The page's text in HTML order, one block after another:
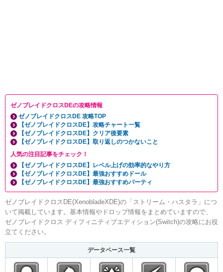
ゼノブレイドクロスDEの攻略情報
ゼノブレイドクロスDE 攻略TOP
【ゼノブレイドクロスDE】攻略チャート一覧
【ゼノブレイドクロスDE】クリア後要素
【ゼノブレイドクロスDE】取り返しのつかないこと
人気の注目記事をチェック！
【ゼノブレイドクロスDE】レベル上げの効率的なやり方
【ゼノブレイドクロスDE】最強おすすめドール
【ゼノブレイドクロスDE】最強おすすめパーティ
ゼノブレイドクロスDE(XenobladeXDE)の「ストリーム・ハスタラ」につ
いて掲載しています。基本情報やドロップ情報をまとめていますので、
ゼノブレイドクロス ディフィニティブエディション(Switch)の攻略にお役
立てください。
データベース一覧